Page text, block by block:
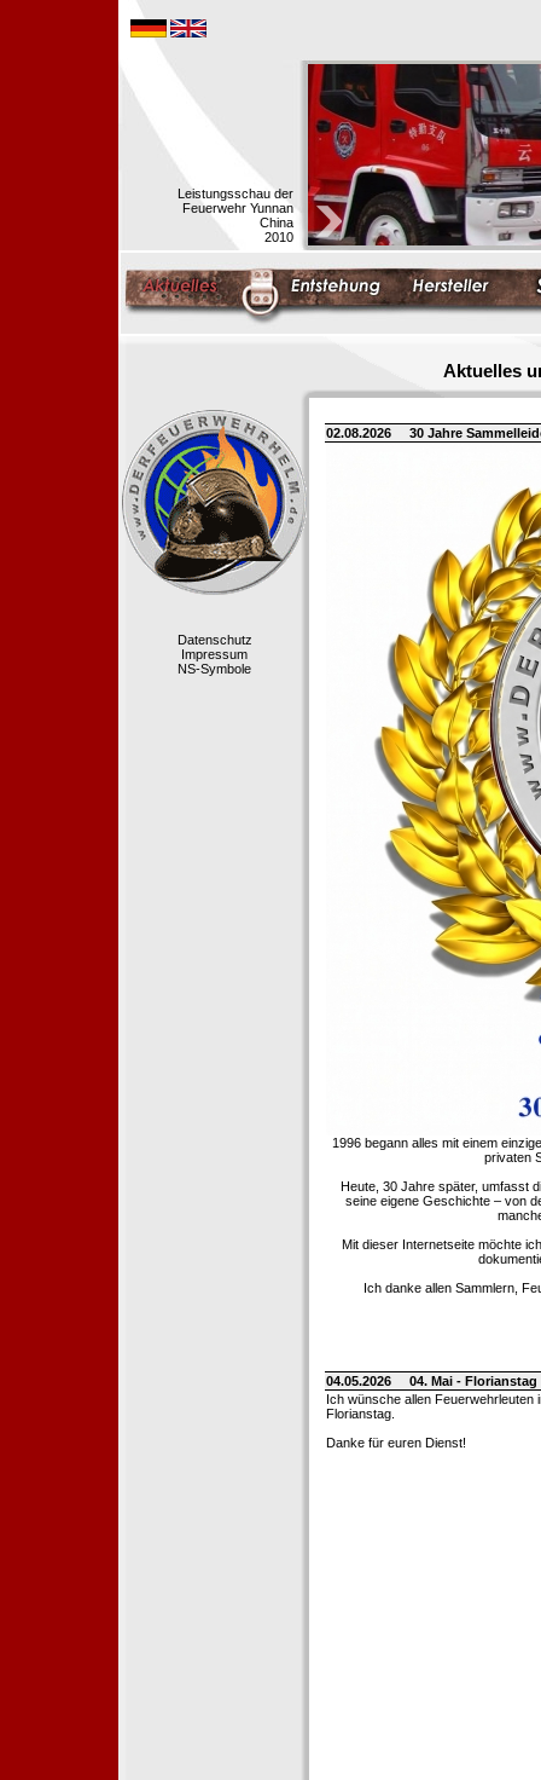
Leistungsschau der
Feuerwehr Yunnan
China
2010
Aktuelles
Datenschutz
Impressum
NS-Symbole
02.08.2026 30 Jahre
1996 begann alles mit einem
privaten
Heute, 30 Jahre später, umfasst
seine eigene Geschichte – von
Mit dieser Internetseite möchte
Ich danke allen Sammlern,
04.05.2026
04. Mai -
Ich wünsche allen Feuerwehrleuten
Florianstag.
Danke für euren Dienst!